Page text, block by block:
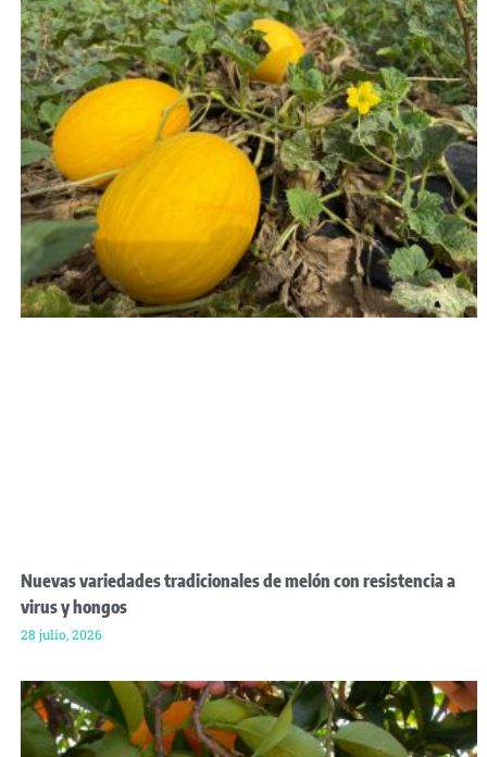
Nuevas variedades tradicionales de melón con resistencia a
virus y hongos
28 julio, 2026